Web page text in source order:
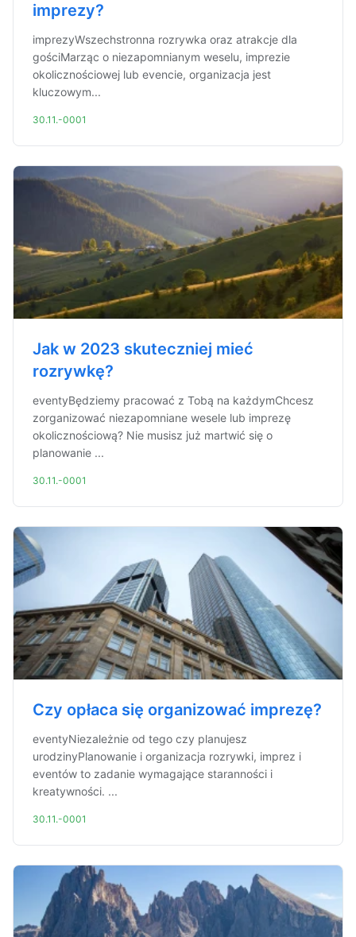
imprezy?
imprezyWszechstronna rozrywka oraz atrakcje dla
gościMarząc o niezapomnianym weselu, imprezie
okolicznościowej lub evencie, organizacja jest
kluczowym...
30.11.-0001
Jak w 2023 skuteczniej mieć
rozrywkę?
eventyBędziemy pracować z Tobą na każdymChcesz
zorganizować niezapomniane wesele lub imprezę
okolicznościową? Nie musisz już martwić się o
planowanie ...
30.11.-0001
Czy opłaca się organizować imprezę?
eventyNiezależnie od tego czy planujesz
urodzinyPlanowanie i organizacja rozrywki, imprez i
eventów to zadanie wymagające staranności i
kreatywności. ...
30.11.-0001